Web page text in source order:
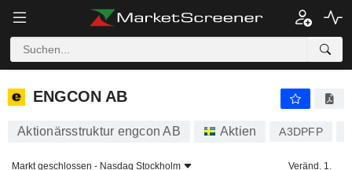
ENGCON AB
ENGCON AB
Aktionärsstruktur engcon AB Aktien A3DPFP
Markt geschlossen - Nasdaq Stockholm
Veränd. 1.